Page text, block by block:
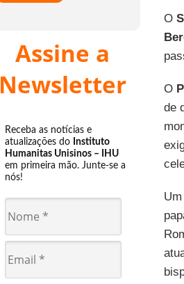
Assine a
Newsletter
Receba as notícias e
atualizações do Instituto
Humanitas Unisinos – IHU
em primeira mão. Junte-se a
nós!
O
O
de
Um